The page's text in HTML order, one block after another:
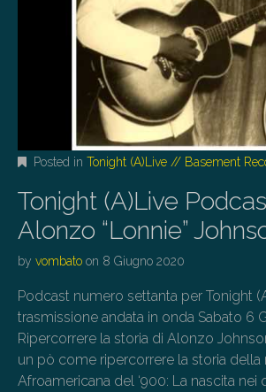
Posted in Tonight (A)Live // Basement
Tonight (A)Live
Alonzo “Lonnie”
by vombato on 8 Giugno 2020
Podcast numero settanta per Tonight
trasmissione andata in onda Sabato 6
Ripercorrere la storia di Alonzo
un pò come ripercorrere la storia della
Afroamericana del ‘900: La nascita nei